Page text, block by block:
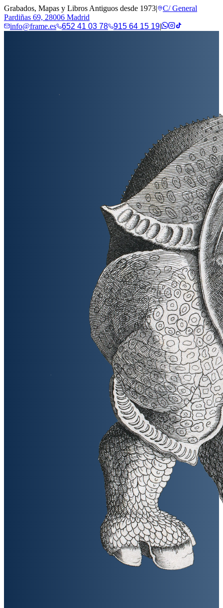
Grabados, Mapas y Libros Antiguos desde 1973|
C/ General
Pardiñas 69, 28006 Madrid
info@frame.es
652 41 03 78 915 64 15 19|